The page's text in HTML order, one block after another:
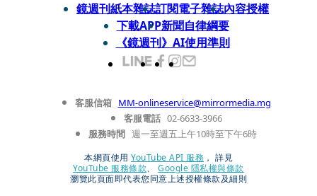
鏡週刊紙本雜誌訂閱電子雜誌內容授權
下載APP新聞自律綱要
《鏡週刊》AI使用準則
客服信箱 MM-onlineservice@mirrormedia.mg
客服電話 02-6633-3966
服務時間 週一至週五上午10時至下午6時
本網頁使用 YouTube API 服務 ， 詳見
YouTube 服務條款、
Google 隱私權與條款
瀏覽此頁面即代表您同意上述授權條款及細則